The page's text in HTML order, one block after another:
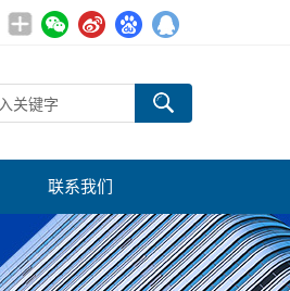
联系我们